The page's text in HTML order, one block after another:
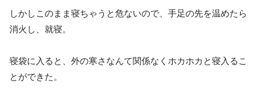
しかしこのまま寝ちゃうと危ないので、手足の先を温めたら
消火し、就寝。
寝袋に入ると、外の寒さなんて関係なくホカホカと寝入るこ
とができた。